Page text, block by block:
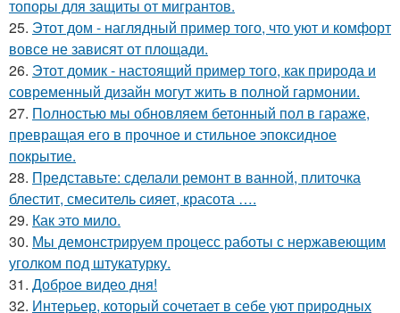
топоры для защиты от мигрантов.
25. Этот дом - наглядный пример того, что уют и комфорт
вовсе не зависят от площади.
26. Этот домик - настоящий пример того, как природа и
современный дизайн могут жить в полной гармонии.
27. Полностью мы обновляем бетонный пол в гараже,
превращая его в прочное и стильное эпоксидное
покрытие.
28. Представьте: сделали ремонт в ванной, плиточка
блестит, смеситель сияет, красота ….
29. Как это мило.
30. Мы демонстрируем процесс работы с нержавеющим
уголком под штукатурку.
31. Доброе видео дня!
32. Интерьер, который сочетает в себе уют природных